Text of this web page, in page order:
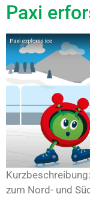
Paxi
zum Nord- und